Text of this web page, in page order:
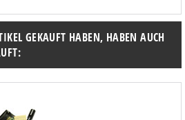
GEKAUFT HABEN, HABEN AUCH